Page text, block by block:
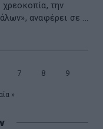
την
αναφέρει σε ...
Σελίδα
7 Σελίδα
8 Σελίδα
9
»